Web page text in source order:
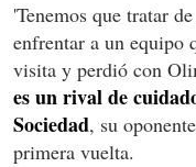
'Tenemos que tratar
enfrentar a un equipo
visita y perdió con
es un rival de
Sociedad, su
primera vuelta.